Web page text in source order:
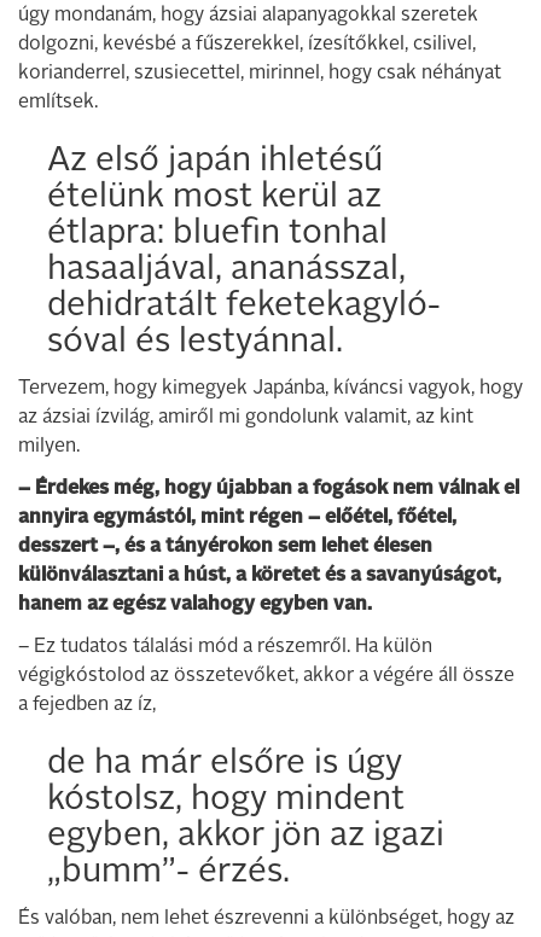
úgy mondanám, hogy ázsiai alapanyagokkal szeretek
dolgozni, kevésbé a fűszerekkel, ízesítőkkel, csilivel,
korianderrel, szusiecettel, mirinnel, hogy csak néhányat
említsek.
Az első japán ihletésű
ételünk most kerül az
étlapra: bluefin tonhal
hasaaljával, ananásszal,
dehidratált feketekagyló-
sóval és lestyánnal.
Tervezem, hogy kimegyek Japánba, kíváncsi vagyok, hogy
az ázsiai ízvilág, amiről mi gondolunk valamit, az kint
milyen.
– Érdekes még, hogy újabban a fogások nem válnak el
annyira egymástól, mint régen – előétel, főétel,
desszert –, és a tányérokon sem lehet élesen
különválasztani a húst, a köretet és a savanyúságot,
hanem az egész valahogy egyben van.
– Ez tudatos tálalási mód a részemről. Ha külön
végigkóstolod az összetevőket, akkor a végére áll össze
a fejedben az íz,
de ha már elsőre is úgy
kóstolsz, hogy mindent
egyben, akkor jön az igazi
„bumm”- érzés.
És valóban, nem lehet észrevenni a különbséget, hogy az